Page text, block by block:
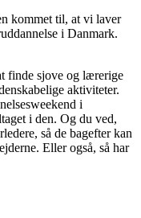
kommet til, at vi laver
i Danmark.
finde sjove og lærerige
aktiviteter.
i
i den. Og du ved,
så de bagefter kan
Eller også, så har